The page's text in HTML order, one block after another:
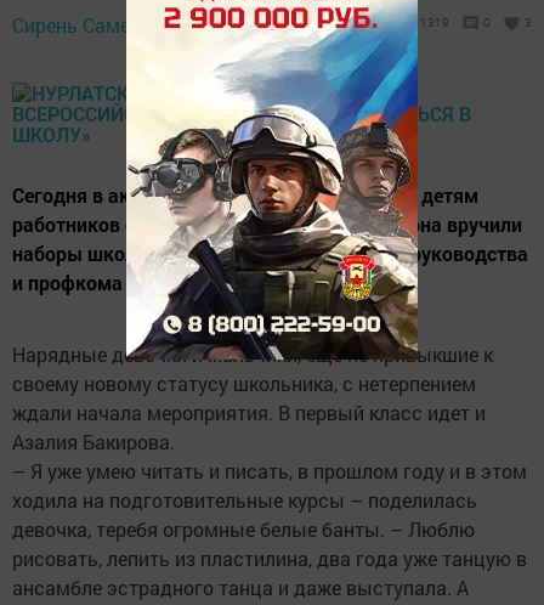
Сирень Самерханова, 22 августа 2019 -
13:39
1319 0 3
Сегодня в актовом зале Нурлатской ЦРБ 26 детям
работников системы здравоохранения района вручили
наборы школьника и денежные премии от руководства
и профкома больницы.
Нарядные девочки и мальчики, еще не привыкшие к
своему новому статусу школьника, с нетерпением
ждали начала мероприятия. В первый класс идет и
Азалия Бакирова.
– Я уже умею читать и писать, в прошлом году и в этом
ходила на подготовительные курсы – поделилась
девочка, теребя огромные белые банты. – Люблю
рисовать, лепить из пластилина, два года уже танцую в
ансамбле эстрадного танца и даже выступала. А